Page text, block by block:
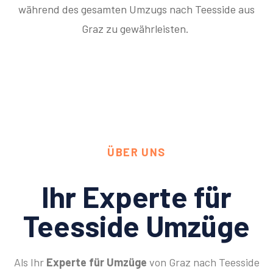
während des gesamten Umzugs nach Teesside aus
Graz zu gewährleisten.
ÜBER UNS
Ihr Experte für
Teesside Umzüge
Als Ihr Experte für Umzüge von Graz nach Teesside